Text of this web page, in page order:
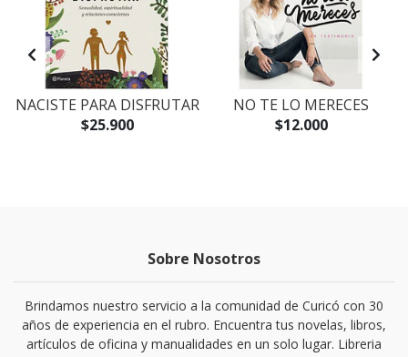
NACISTE PARA DISFRUTAR
$25.900
NO TE LO MERECES
$12.000
Sobre Nosotros
Brindamos nuestro servicio a la comunidad de Curicó con 30
años de experiencia en el rubro. Encuentra tus novelas, libros,
artículos de oficina y manualidades en un solo lugar. Libreria